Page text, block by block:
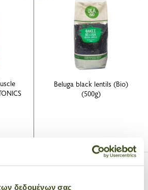
δεδομένων σας
Beluga black lentils (Bio)
(500g)